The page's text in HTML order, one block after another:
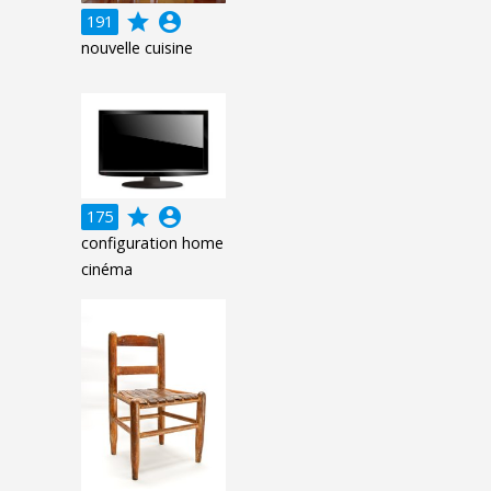
191 grade account_circle
nouvelle cuisine
175 grade account_circle
configuration home
cinéma